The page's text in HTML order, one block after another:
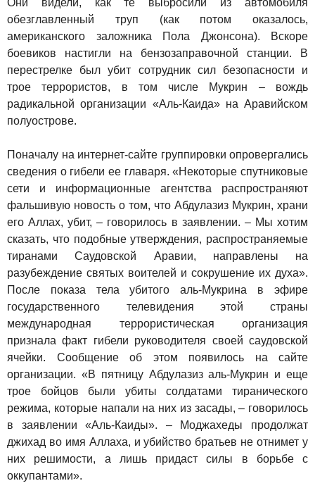
Они видели, как те выбросили из автомобиля
обезглавленный труп (как потом оказалось,
американского заложника Пола Джонсона). Вскоре
боевиков настигли на бензозаправочной станции. В
перестрелке был убит сотрудник сил безопасности и
трое террористов, в том числе Мукрин – вождь
радикальной организации «Аль-Каида» на Аравийском
полуострове.
Поначалу на интернет-сайте группировки опровергались
сведения о гибели ее главаря. «Некоторые спутниковые
сети и информационные агентства распространяют
фальшивую новость о том, что Абдулазиз Мукрин, храни
его Аллах, убит, – говорилось в заявлении. – Мы хотим
сказать, что подобные утверждения, распространяемые
тиранами Саудовской Аравии, направлены на
разубеждение святых воителей и сокрушение их духа».
После показа тела убитого аль-Мукрина в эфире
государственного телевидения этой страны
международная террористическая организация
признала факт гибели руководителя своей саудовской
ячейки. Сообщение об этом появилось на сайте
организации. «В пятницу Абдулазиз аль-Мукрин и еще
трое бойцов были убиты солдатами тиранического
режима, которые напали на них из засады, – говорилось
в заявлении «Аль-Каиды». – Моджахеды продолжат
джихад во имя Аллаха, и убийство братьев не отнимет у
них решимости, а лишь придаст силы в борьбе с
оккупантами».